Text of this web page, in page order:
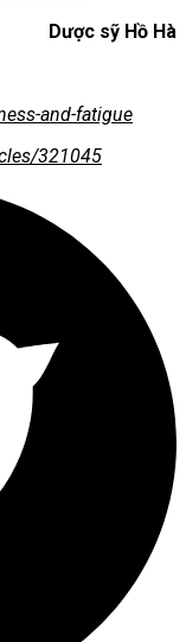
Dược sỹ Hồ Hà
and-fatigue
321045